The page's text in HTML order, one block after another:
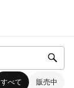
すべて 販売中